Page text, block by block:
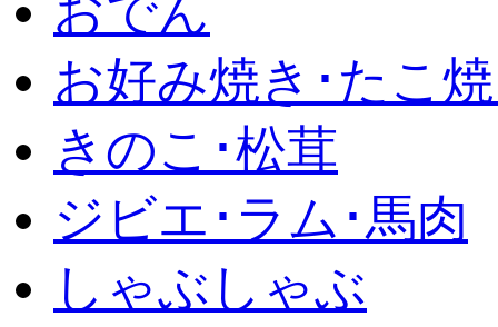
おでん
お好み焼き･たこ
きのこ･松茸
ジビエ･ラム･馬肉
しゃぶしゃぶ